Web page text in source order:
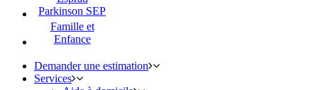
Parkinson SEP
Famille et
Enfance
Demander une estimation
Services